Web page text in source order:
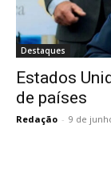
Destaques
Estados
de países
Redação - 9 de